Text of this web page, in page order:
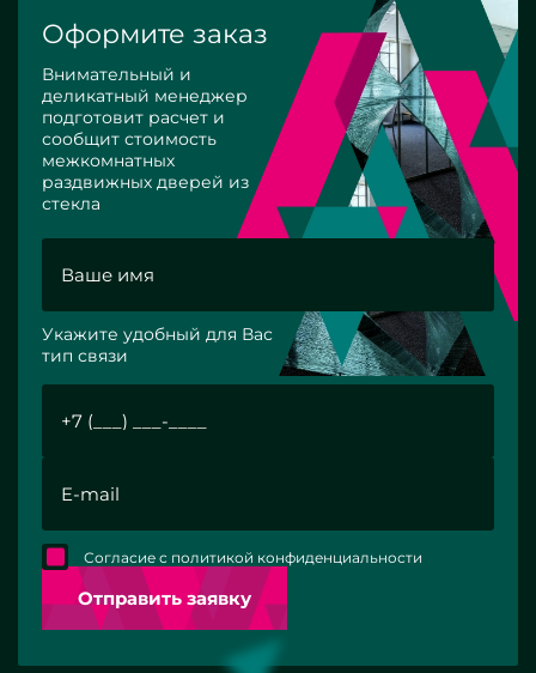
Оформите заказ
Внимательный и
деликатный менеджер
подготовит расчет и
сообщит стоимость
межкомнатных
раздвижных дверей из
стекла
Укажите удобный для Вас
тип связи
Отправить заявку
Согласие с политикой конфиденциальности